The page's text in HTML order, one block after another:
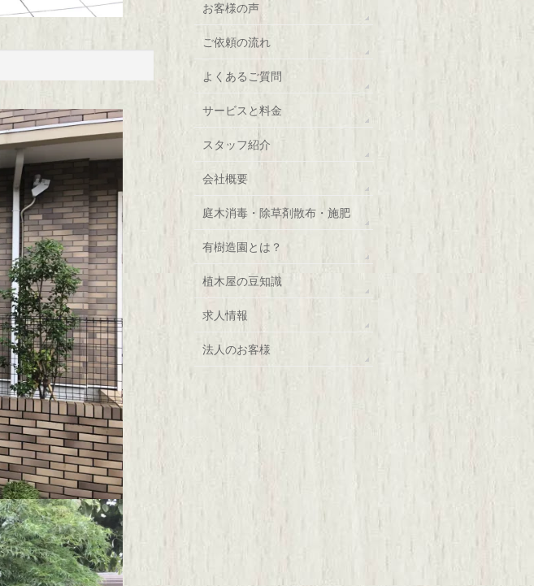
お客様の声
ご依頼の流れ
よくあるご質問
サービスと料金
スタッフ紹介
会社概要
庭木消毒・除草剤散布・施肥
有樹造園とは？
植木屋の豆知識
求人情報
法人のお客様